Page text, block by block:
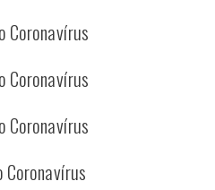
Coronavírus
Coronavírus
Coronavírus